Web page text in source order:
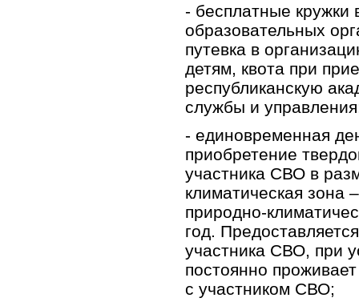
- бесплатные кружки
образовательных
путевка в
детям, квота при
республиканскую
службы и
- единовременная
приобретение
участника СВО в
климатическая зона
природно-
год.
участника СВО, при
постоянно
с участником СВО;